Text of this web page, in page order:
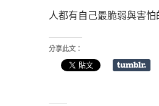
人都有自己最脆弱與害
分享此文：